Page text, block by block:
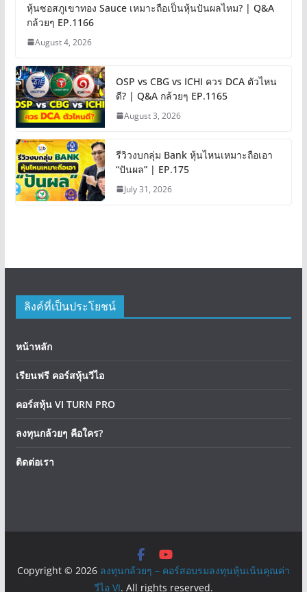
หุ้นซอสภูเขาทอง Sauce เหมาะถือเป็นหุ้นปันผลไหม? | Q&A
กล้วยๆ EP.1166
August 4, 2026
OSP vs CBG vs ICHI ควร DCA ตัวไหน
ดี? | Q&A กล้วยๆ EP.1165
August 3, 2026
รีวิวงบกลุ่ม Bank หุ้นไหนเหมาะถือเอา
“ปันผล” | EP.175
July 31, 2026
ลิงค์ที่เป็นประโยชน์
หน้าหลัก
เรียนฟรี คอร์สหุ้นวีไอ
คอร์สหุ้น VI TURN PRO
ลงทุนกล้วยๆ คือใคร?
ติดต่อเรา
Copyright © 2026 ลงทุนกล้วยๆ – คอร์สอบรมลงทุนหุ้นเน้นคุณค่า
วีไอ VI. All rights reserved.